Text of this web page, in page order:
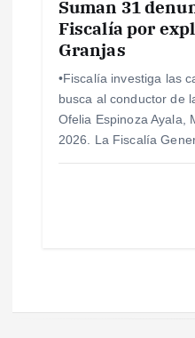
Suman 31
Fiscalía por
Granjas
•Fiscalía investiga las
busca al conductor de
Ofelia Espinoza Ayala,
2026. La Fiscalía